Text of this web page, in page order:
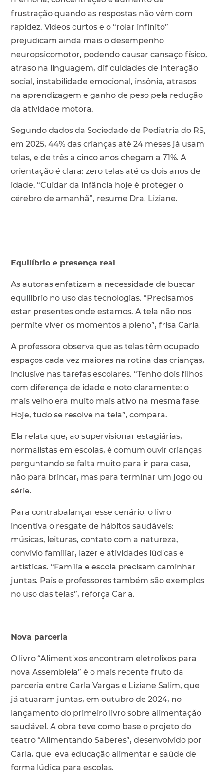
frustração quando as respostas não vêm com
rapidez. Vídeos curtos e o “rolar infinito”
prejudicam ainda mais o desempenho
neuropsicomotor, podendo causar cansaço físico,
atraso na linguagem, dificuldades de interação
social, instabilidade emocional, insônia, atrasos
na aprendizagem e ganho de peso pela redução
da atividade motora.
Segundo dados da Sociedade de Pediatria do RS,
em 2025, 44% das crianças até 24 meses já usam
telas, e de três a cinco anos chegam a 71%. A
orientação é clara: zero telas até os dois anos de
idade. “Cuidar da infância hoje é proteger o
cérebro de amanhã”, resume Dra. Liziane.
Equilíbrio e presença real
As autoras enfatizam a necessidade de buscar
equilíbrio no uso das tecnologias. “Precisamos
estar presentes onde estamos. A tela não nos
permite viver os momentos a pleno”, frisa Carla.
A professora observa que as telas têm ocupado
espaços cada vez maiores na rotina das crianças,
inclusive nas tarefas escolares. “Tenho dois filhos
com diferença de idade e noto claramente: o
mais velho era muito mais ativo na mesma fase.
Hoje, tudo se resolve na tela”, compara.
Ela relata que, ao supervisionar estagiárias,
normalistas em escolas, é comum ouvir crianças
perguntando se falta muito para ir para casa,
não para brincar, mas para terminar um jogo ou
série.
Para contrabalançar esse cenário, o livro
incentiva o resgate de hábitos saudáveis:
músicas, leituras, contato com a natureza,
convívio familiar, lazer e atividades lúdicas e
artísticas. “Família e escola precisam caminhar
juntas. Pais e professores também são exemplos
no uso das telas”, reforça Carla.
Nova parceria
O livro “Alimentixos encontram eletrolixos para
nova Assembleia” é o mais recente fruto da
parceria entre Carla Vargas e Liziane Salim, que
já atuaram juntas, em outubro de 2024, no
lançamento do primeiro livro sobre alimentação
saudável. A obra teve como base o projeto do
teatro “Alimentando Saberes”, desenvolvido por
Carla, que leva educação alimentar e saúde de
forma lúdica para escolas.